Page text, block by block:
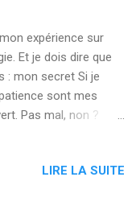
expérience sur
Et je dois dire que
: mon secret Si je
sont mes
Pas mal, non ?
% contre 181 % pour
LIRE LA SUITE